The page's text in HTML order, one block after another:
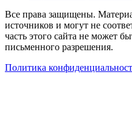
Все права защищены.
источников и могут не
часть этого сайта не может
письменного разрешения.
Политика